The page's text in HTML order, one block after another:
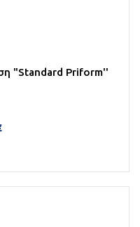
"Standard Priform''